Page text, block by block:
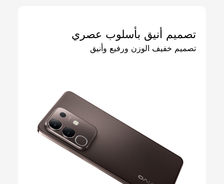
تصميم أنيق بأسلوب عصري
تصميم خفيف الوزن ورفيع وأنيق